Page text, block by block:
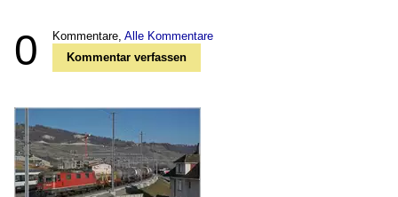
0 Kommentare, Alle Kommentare
Kommentar verfassen